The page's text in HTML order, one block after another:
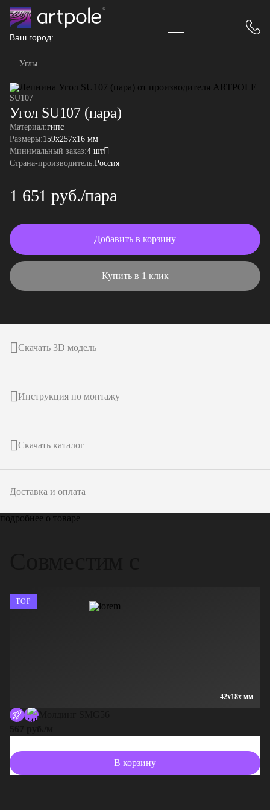
Ваш город:
Углы
SU107
Угол SU107 (пара)
Материал:гипс
Размеры:159x257x16 мм
Минимальный заказ:4 шт
Страна-производитель:Россия
1 651 руб./пара
Добавить в корзину
Купить в 1 клик
Скачать 3D модель
Инструкция по монтажу
Скачать каталог
Доставка и оплата
подробнее о товаре
42x18x мм
TOP
В корзину